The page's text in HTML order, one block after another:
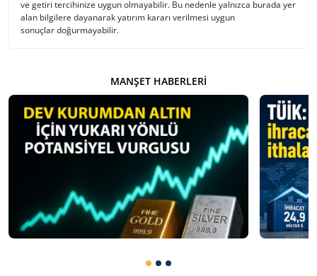
ve getiri tercihinize uygun olmayabilir. Bu nedenle yalnızca burada yer
alan bilgilere dayanarak yatırım kararı verilmesi uygun
sonuçlar doğurmayabilir.
MANŞET HABERLERI